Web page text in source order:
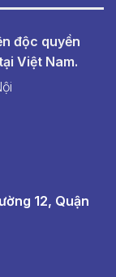
độc quyền
Việt Nam.
12, Quận